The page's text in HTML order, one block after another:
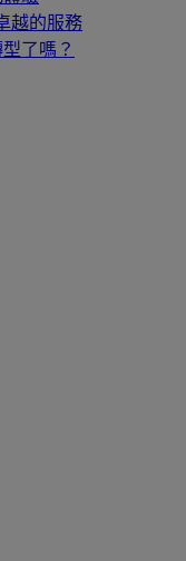
越的服務
了嗎？